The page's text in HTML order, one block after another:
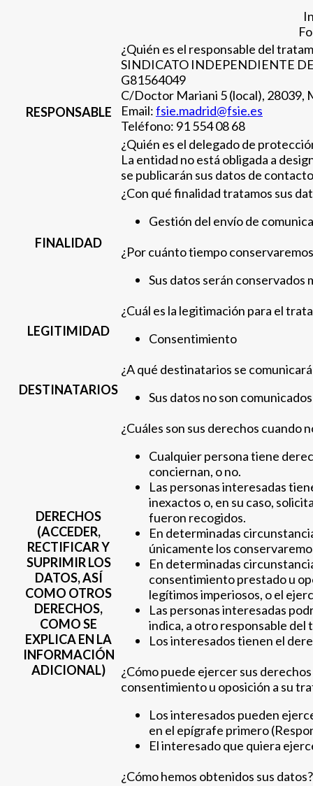
RESPONSABLE
¿Quién es el responsable del
SINDICATO INDEPENDIENTE
G81564049
C/Doctor Mariani 5 (local), 28039,
Email:fsie.madrid@fsie.es
Teléfono: 91 554 08 68
¿Quién es el delegado de
La entidad no está obligada a
se publicarán sus datos de
FINALIDAD
¿Con qué finalidad tratamos sus
Gestión del envío de
¿Por cuánto tiempo
Sus datos serán conservados
LEGITIMIDAD
¿Cuál es la legitimación para el
Consentimiento
DESTINATARIOS
¿A qué destinatarios se
Sus datos no son
DERECHOS
(ACCEDER,
RECTIFICAR Y
SUPRIMIR LOS
DATOS, ASÍ
COMO OTROS
DERECHOS,
COMO SE
EXPLICA EN LA
INFORMACIÓN
ADICIONAL)
¿Cuáles son sus derechos cuando
Cualquier persona tiene
conciernan, o no.
Las personas interesadas
inexactos o, en su caso,
fueron recogidos.
En determinadas
únicamente los
En determinadas
consentimiento prestado u
legítimos imperiosos, o el
Las personas interesadas
indica, a otro responsable
Los interesados tienen el
¿Cómo puede ejercer sus
consentimiento u oposición a su
Los interesados pueden
en el epígrafe primero
El interesado que quiera
¿Cómo hemos obtenidos sus datos?